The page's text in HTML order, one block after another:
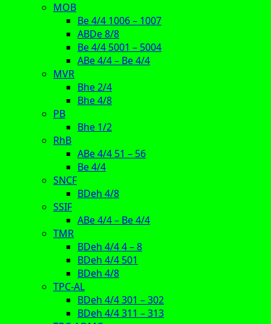
MOB
Be 4/4 1006 – 1007
ABDe 8/8
Be 4/4 5001 – 5004
ABe 4/4 – Be 4/4
MVR
Bhe 2/4
Bhe 4/8
PB
Bhe 1/2
RhB
ABe 4/4 51 – 56
Be 4/4
SNCF
BDeh 4/8
SSIF
ABe 4/4 – Be 4/4
TMR
BDeh 4/4 4 – 8
BDeh 4/4 501
BDeh 4/8
TPC-AL
BDeh 4/4 301 – 302
BDeh 4/4 311 – 313